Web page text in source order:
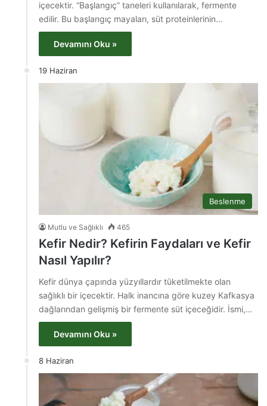
içecektir. “Başlangıç” taneleri kullanılarak, fermente
edilir. Bu başlangıç ​​mayaları, süt proteinlerinin…
Devamını Oku »
19 Haziran
Beslenme
Mutlu ve Sağlıklı 465
Kefir Nedir? Kefirin Faydaları ve Kefir
Nasıl Yapılır?
Kefir dünya çapında yüzyıllardır tüketilmekte olan
sağlıklı bir içecektir. Halk inancına göre kuzey Kafkasya
dağlarından gelişmiş bir fermente süt içeceğidir. İsmi,…
Devamını Oku »
8 Haziran